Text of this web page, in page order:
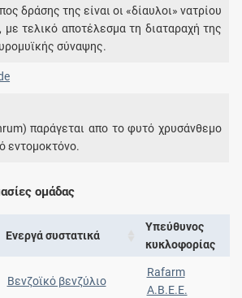
δράσης της είναι οι «δίαυλοι» νατρίου
με τελικό αποτέλεσμα τη διαταραχή της
σύναψης.
παράγεται απο το φυτό χρυσάνθεμο
εντομοκτόνο.
ομάδας
Ενεργά συστατικά
Υπεύθυνος
κυκλοφορίας
Βενζοϊκό βενζύλιο
Rafarm
Α.Β.Ε.Ε.